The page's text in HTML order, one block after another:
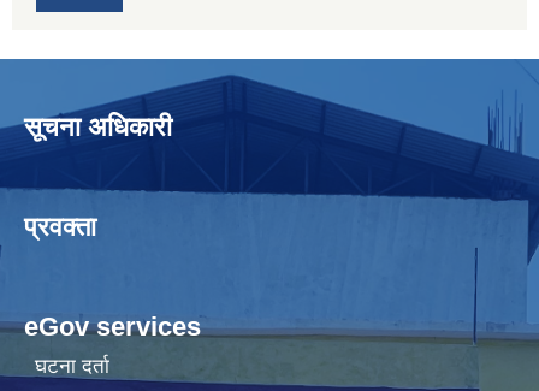
सूचना अधिकारी
प्रवक्ता
eGov services
घटना दर्ता